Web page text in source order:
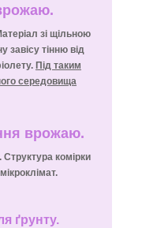
зі щільною
завісу тінню від
Під таким
середовища
врожаю.
Структура комірки
ґрунту.